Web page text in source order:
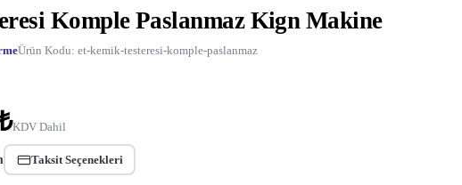
Komple Paslanmaz Kign Makine
Ürün Kodu: et-kemik-testeresi-komple-paslanmaz
KDV Dahil
Taksit Seçenekleri